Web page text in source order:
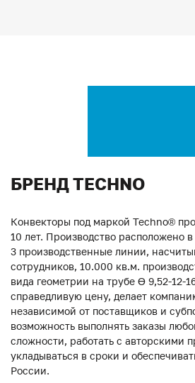
БРЕНД TECHNO
Конвекторы под маркой Techno®
10 лет. Производство расположено
3 производственные линии,
сотрудников, 10.000 кв.м.
вида геометрии на трубе ϴ 9,52-12-
справедливую цену, делает
независимой от поставщиков и
возможность выполнять заказы
сложности, работать с авторскими
укладываться в сроки и
России.